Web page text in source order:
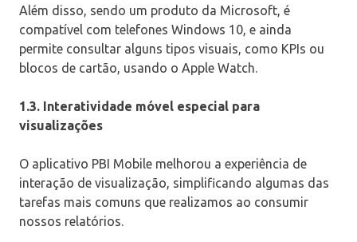
Além disso, sendo um produto da Microsoft, é
compatível com telefones Windows 10, e ainda
permite consultar alguns tipos visuais, como KPIs ou
blocos de cartão, usando o Apple Watch.
1.3. Interatividade móvel especial para
visualizações
O aplicativo PBI Mobile melhorou a experiência de
interação de visualização, simplificando algumas das
tarefas mais comuns que realizamos ao consumir
nossos relatórios.